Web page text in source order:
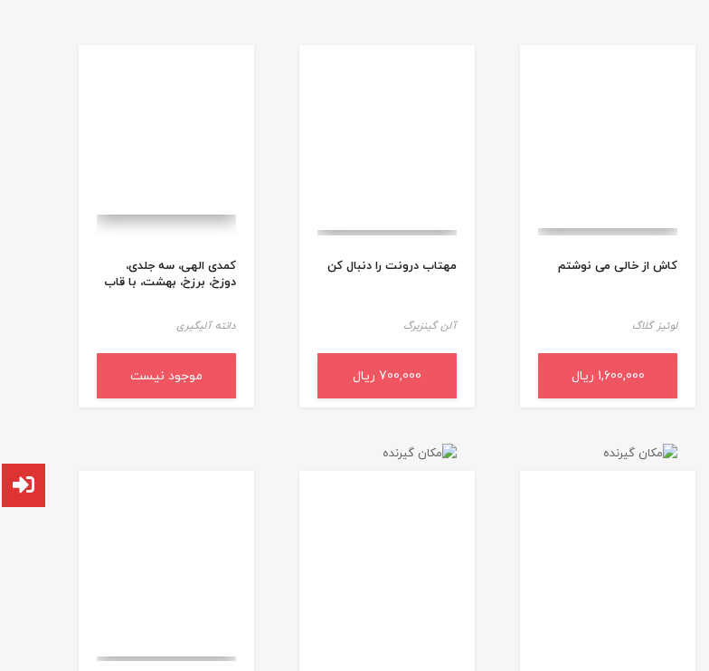
کاش از خالی می نوشتم
لوئیز گلاگ
1,600,000 ریال
افزودن به سبد خرید
مهتاب درونت را دنبال کن
آلن گینزبرگ
700,000 ریال
افزودن به سبد خرید
کمدی الهی، سه جلدی،
دوزخ، برزخ، بهشت، با قاب
دانته آلیگیری
موجود نیست